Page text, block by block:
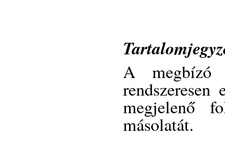
A megbízó
megjelenő
másolatát.